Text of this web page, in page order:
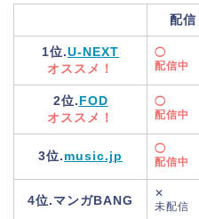
配信
1位.U-NEXT
オススメ！
◯
配信中
2位.FOD
オススメ！
◯
配信中
3位.music.jp
◯
配信中
4位.マンガBANG
✕
未配信